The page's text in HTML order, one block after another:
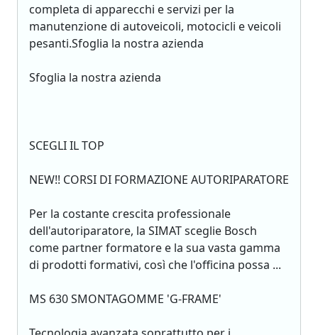
completa di apparecchi e servizi per la
manutenzione di autoveicoli, motocicli e veicoli
pesanti.Sfoglia la nostra azienda
Sfoglia la nostra azienda
SCEGLI IL TOP
NEW!! CORSI DI FORMAZIONE AUTORIPARATORE
Per la costante crescita professionale
dell'autoriparatore, la SIMAT sceglie Bosch
come partner formatore e la sua vasta gamma
di prodotti formativi, così che l'officina possa ...
MS 630 SMONTAGOMME 'G-FRAME'